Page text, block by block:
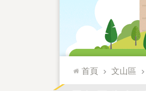
::: 首頁 文山區